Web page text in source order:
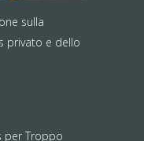
sulla
privato e dello
per Troppo